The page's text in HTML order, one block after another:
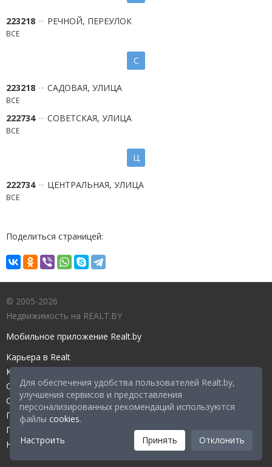
Для обеспечения удобства пользователей Realt.by,
улучшения сервисов и предоставления
персонализированных рекомендаций используются
файлы cookies.
Настроить
Принять Отклонить
223218 РЕЧНОЙ, ПЕРЕУЛОК
ВСЕ
С
223218 САДОВАЯ, УЛИЦА
ВСЕ
222734 СОВЕТСКАЯ, УЛИЦА
ВСЕ
Ц
222734 ЦЕНТРАЛЬНАЯ, УЛИЦА
ВСЕ
Поделиться страницей:
© 2005-2026
Недвижимость на REALT.BY
Мобильное приложение Realt.by
Карьера в Realt
Контакты редакции
Справочный центр
Служба поддержки
Прейскурант
Правовые документы
Настройка файлов cookies